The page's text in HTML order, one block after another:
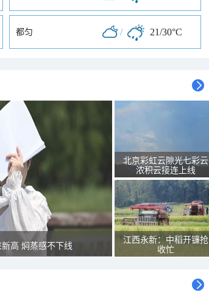
都匀 / 21/30°C
高 焖蒸感不下线
北京彩虹云隙光七彩云
浓积云接连上线
江西永新：中稻开镰抢
收忙